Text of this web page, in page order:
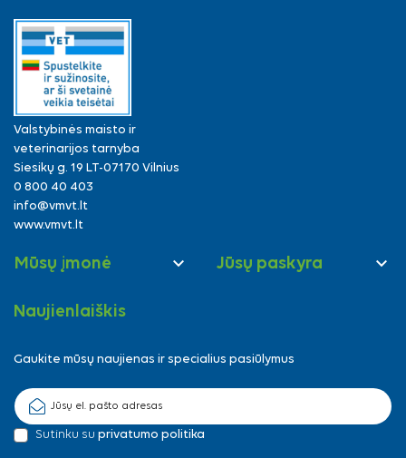
Valstybinės maisto ir
veterinarijos tarnyba
Siesikų g. 19 LT-07170 Vilnius
0 800 40 403
info@vmvt.lt
www.vmvt.lt
Mūsų įmonė  Jūsų paskyra 
Naujienlaiškis
Gaukite mūsų naujienas ir specialius pasiūlymus
Sutinku su privatumo politika